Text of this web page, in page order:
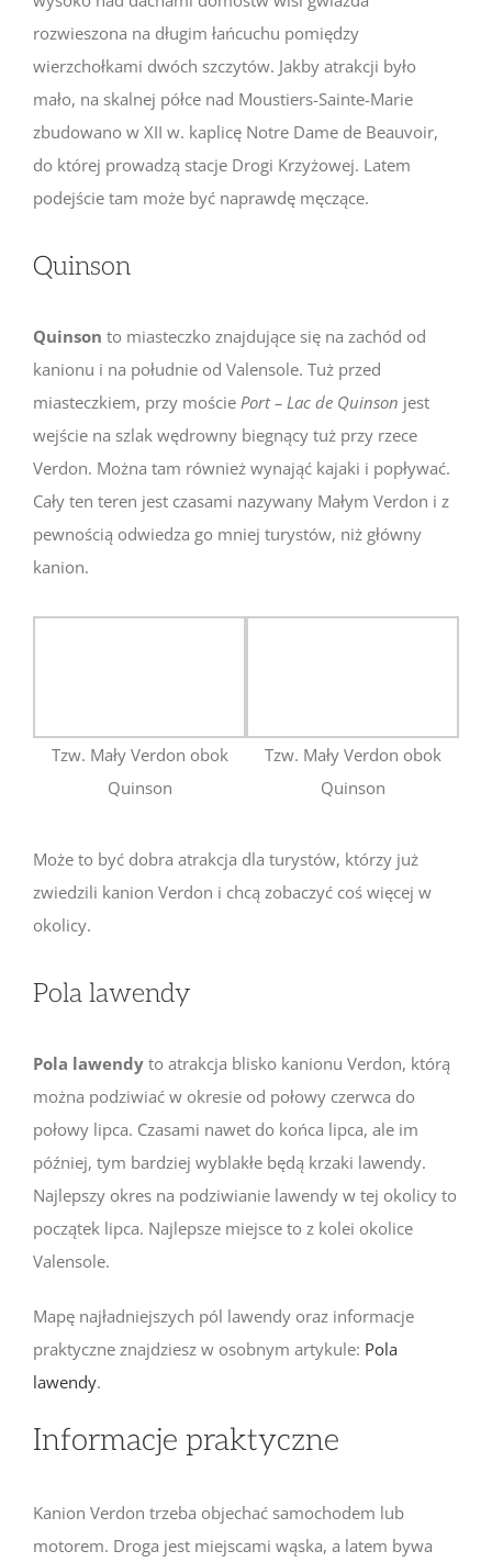
rozwieszona na długim łańcuchu pomiędzy
wierzchołkami dwóch szczytów. Jakby atrakcji było
mało, na skalnej półce nad Moustiers-Sainte-Marie
zbudowano w XII w. kaplicę Notre Dame de Beauvoir,
do której prowadzą stacje Drogi Krzyżowej. Latem
podejście tam może być naprawdę męczące.
Quinson
Quinson to miasteczko znajdujące się na zachód od
kanionu i na południe od Valensole. Tuż przed
miasteczkiem, przy moście Port – Lac de Quinson jest
wejście na szlak wędrowny biegnący tuż przy rzece
Verdon. Można tam również wynająć kajaki i popływać.
Cały ten teren jest czasami nazywany Małym Verdon i z
pewnością odwiedza go mniej turystów, niż główny
kanion.
Tzw. Mały Verdon obok
Quinson
Tzw. Mały Verdon obok
Quinson
Może to być dobra atrakcja dla turystów, którzy już
zwiedzili kanion Verdon i chcą zobaczyć coś więcej w
okolicy.
Pola lawendy
Pola lawendy to atrakcja blisko kanionu Verdon, którą
można podziwiać w okresie od połowy czerwca do
połowy lipca. Czasami nawet do końca lipca, ale im
później, tym bardziej wyblakłe będą krzaki lawendy.
Najlepszy okres na podziwianie lawendy w tej okolicy to
początek lipca. Najlepsze miejsce to z kolei okolice
Valensole.
Mapę najładniejszych pól lawendy oraz informacje
praktyczne znajdziesz w osobnym artykule: Pola
lawendy.
Informacje praktyczne
Kanion Verdon trzeba objechać samochodem lub
motorem. Droga jest miejscami wąska, a latem bywa